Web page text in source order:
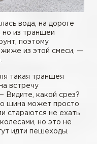
вода, на дороге
но из траншеи
поэтому
из этой смеси, —
такая траншея
встречу
Видите, какой срез?
шина может просто
стараются не ехать
но это не
идти пешеходы.